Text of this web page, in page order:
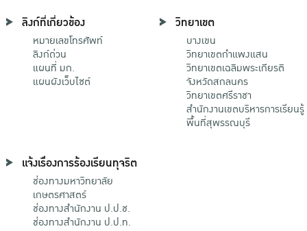
ลิงก์ที่เกี่ยวข้อง
หมายเลขโทรศัพท์
ลิงก์ด่วน
แผนที่ มก.
แผนผังเว็บไซต์
วิทยาเขต
บางเขน
วิทยาเขตกําแพงแสน
วิทยาเขตเฉลิมพระเกียรติ
จังหวัดสกลนคร
วิทยาเขตศรีราชา
สำนักงานเขตบริหารการเรียนรู้
พื้นที่สุพรรณบุรี
แจ้งเรื่องการร้องเรียนทุจริต
ช่องทางมหาวิทยาลัย
เกษตรศาสตร์
ช่องทางสำนักงาน ป.ป.ช.
ช่องทางสำนักงาน ป.ป.ท.